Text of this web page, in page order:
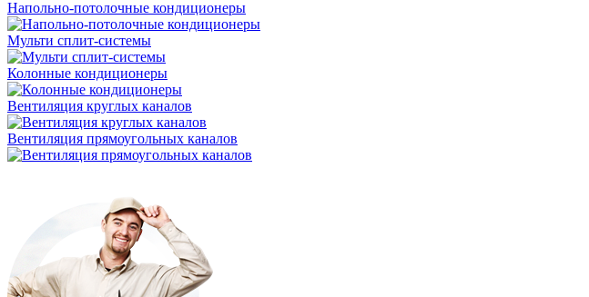
Напольно-потолочные кондиционеры
Мульти сплит-системы
Колонные кондиционеры
Вентиляция круглых каналов
Вентиляция прямоугольных каналов